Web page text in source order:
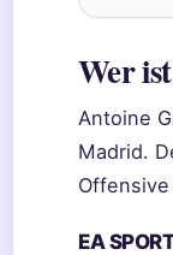
Wer
Antoine
Madrid.
EA